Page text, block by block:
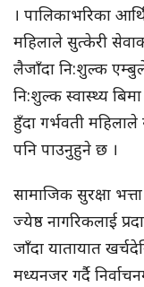
। पालिकाभरिका
महिलाले सुत्केरी
लैजाँदा नि:शुल्क
नि:शुल्क स्वास्थ्य
हुँदा गर्भवती
पनि पाउनुहुने छ ।
सामाजिक सुरक्षा
ज्येष्ठ नागरिकलाई
जाँदा यातायात
मध्यनजर गर्दै